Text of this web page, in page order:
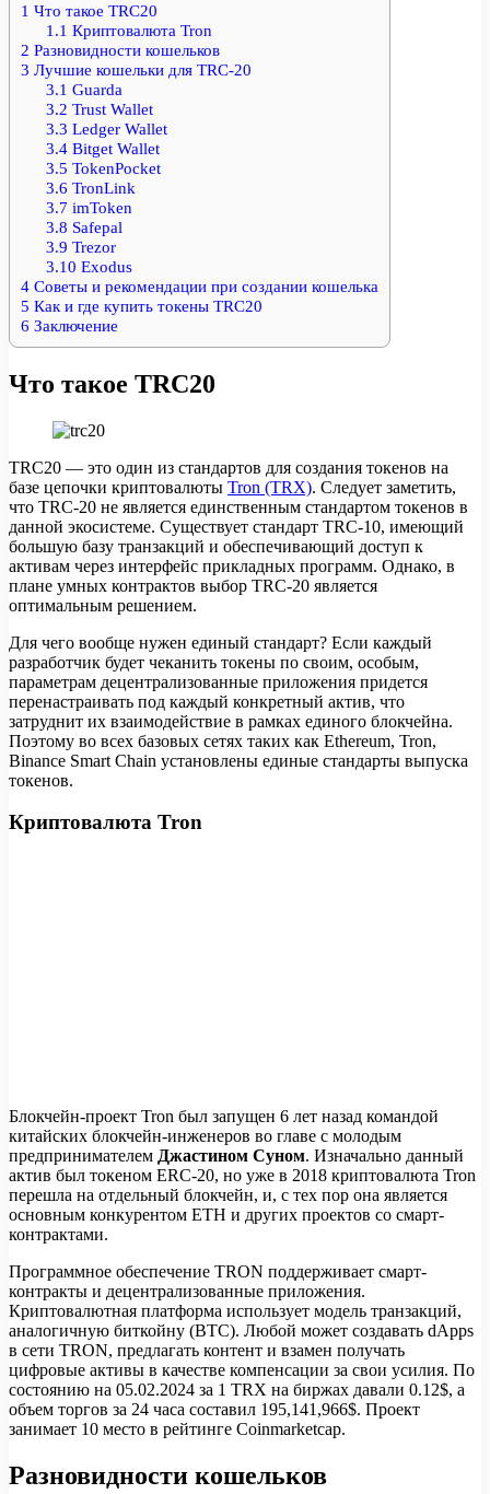
1 Что такое TRC20
1.1 Криптовалюта Tron
2 Разновидности кошельков
3 Лучшие кошельки для TRC-20
3.1 Guarda
3.2 Trust Wallet
3.3 Ledger Wallet
3.4Bitget Wallet
3.5 TokenPocket
3.6 TronLink
3.7 imToken
3.8 Safepal
3.9 Trezor
3.10 Exodus
4 Советы и рекомендации при создании кошелька
5 Как и где купить токены TRC20
6 Заключение
Что такое TRC20
TRC20 — это один из стандартов для создания токенов на
базе цепочки криптовалюты Tron (TRX). Следует заметить,
что TRC-20 не является единственным стандартом токенов в
данной экосистеме. Существует стандарт TRC-10, имеющий
большую базу транзакций и обеспечивающий доступ к
активам через интерфейс прикладных программ. Однако, в
плане умных контрактов выбор TRC-20 является
оптимальным решением.
Для чего вообще нужен единый стандарт? Если каждый
разработчик будет чеканить токены по своим, особым,
параметрам децентрализованные приложения придется
перенастраивать под каждый конкретный актив, что
затруднит их взаимодействие в рамках единого блокчейна.
Поэтому во всех базовых сетях таких как Ethereum, Tron,
Binance Smart Chain установлены единые стандарты выпуска
токенов.
Криптовалюта Tron
Блокчейн-проект Tron был запущен 6 лет назад командой
китайских блокчейн-инженеров во главе с молодым
предпринимателем Джастином Суном. Изначально данный
актив был токеном ERC-20, но уже в 2018 криптовалюта Tron
перешла на отдельный блокчейн, и, с тех пор она является
основным конкурентом ETH и других проектов со смарт-
контрактами.
Программное обеспечение TRON поддерживает смарт-
контракты и децентрализованные приложения.
Криптовалютная платформа использует модель транзакций,
аналогичную биткойну (BTC). Любой может создавать dApps
в сети TRON, предлагать контент и взамен получать
цифровые активы в качестве компенсации за свои усилия. По
состоянию на 05.02.2024 за 1 TRX на биржах давали 0.12$, а
объем торгов за 24 часа составил 195,141,966$. Проект
занимает 10 место в рейтинге Coinmarketcap.
Разновидности кошельков